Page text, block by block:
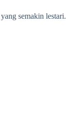
semakin lestari.